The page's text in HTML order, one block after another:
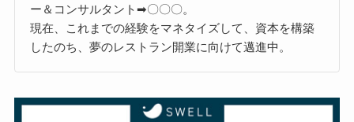
ー＆コンサルタント➡〇〇〇。
現在、これまでの経験をマネタイズして、資本を構築
したのち、夢のレストラン開業に向けて邁進中。